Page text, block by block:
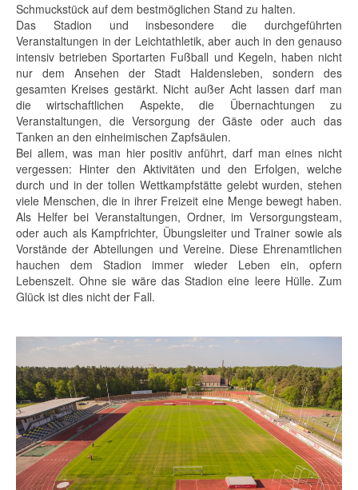
Schmuckstück auf dem bestmöglichen Stand zu halten.
Das Stadion und insbesondere die durchgeführten
Veranstaltungen in der Leichtathletik, aber auch in den genauso
intensiv betrieben Sportarten Fußball und Kegeln, haben nicht
nur dem Ansehen der Stadt Haldensleben, sondern des
gesamten Kreises gestärkt. Nicht außer Acht lassen darf man
die wirtschaftlichen Aspekte, die Übernachtungen zu
Veranstaltungen, die Versorgung der Gäste oder auch das
Tanken an den einheimischen Zapfsäulen.
Bei allem, was man hier positiv anführt, darf man eines nicht
vergessen: Hinter den Aktivitäten und den Erfolgen, welche
durch und in der tollen Wettkampfstätte gelebt wurden, stehen
viele Menschen, die in ihrer Freizeit eine Menge bewegt haben.
Als Helfer bei Veranstaltungen, Ordner, im Versorgungsteam,
oder auch als Kampfrichter, Übungsleiter und Trainer sowie als
Vorstände der Abteilungen und Vereine. Diese Ehrenamtlichen
hauchen dem Stadion immer wieder Leben ein, opfern
Lebenszeit. Ohne sie wäre das Stadion eine leere Hülle. Zum
Glück ist dies nicht der Fall.